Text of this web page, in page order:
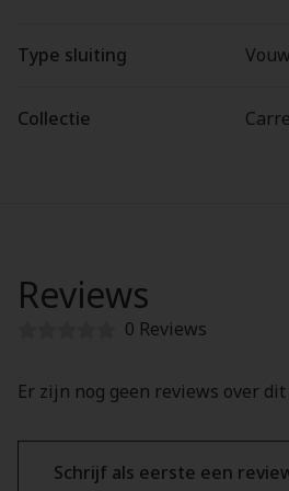
Type sluiting
Collectie
Reviews
0 Reviews
Er zijn nog geen reviews over
Schrijf als eerste een